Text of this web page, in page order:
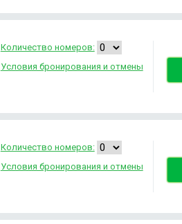
Количество номеров:
Условия бронирования и отмены
Количество номеров:
Условия бронирования и отмены